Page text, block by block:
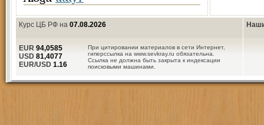
Курс ЦБ РФ на 07.08.2026
При цитировании материалов в сети Интернет,
гиперссылка на www.sevkray.ru обязательна.
Ссылка не должна быть закрыта к индексации
поисковыми машинами.
EUR 94,0585
USD 81,4077
EUR/USD 1.16